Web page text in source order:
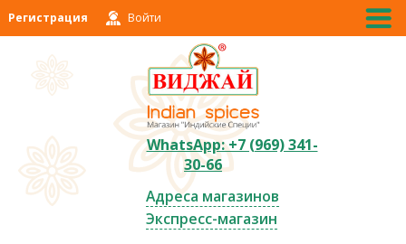
Регистрация Войти
WhatsApp: +7 (969) 341-
30-66
Адреса магазинов
Экспресс-магазин